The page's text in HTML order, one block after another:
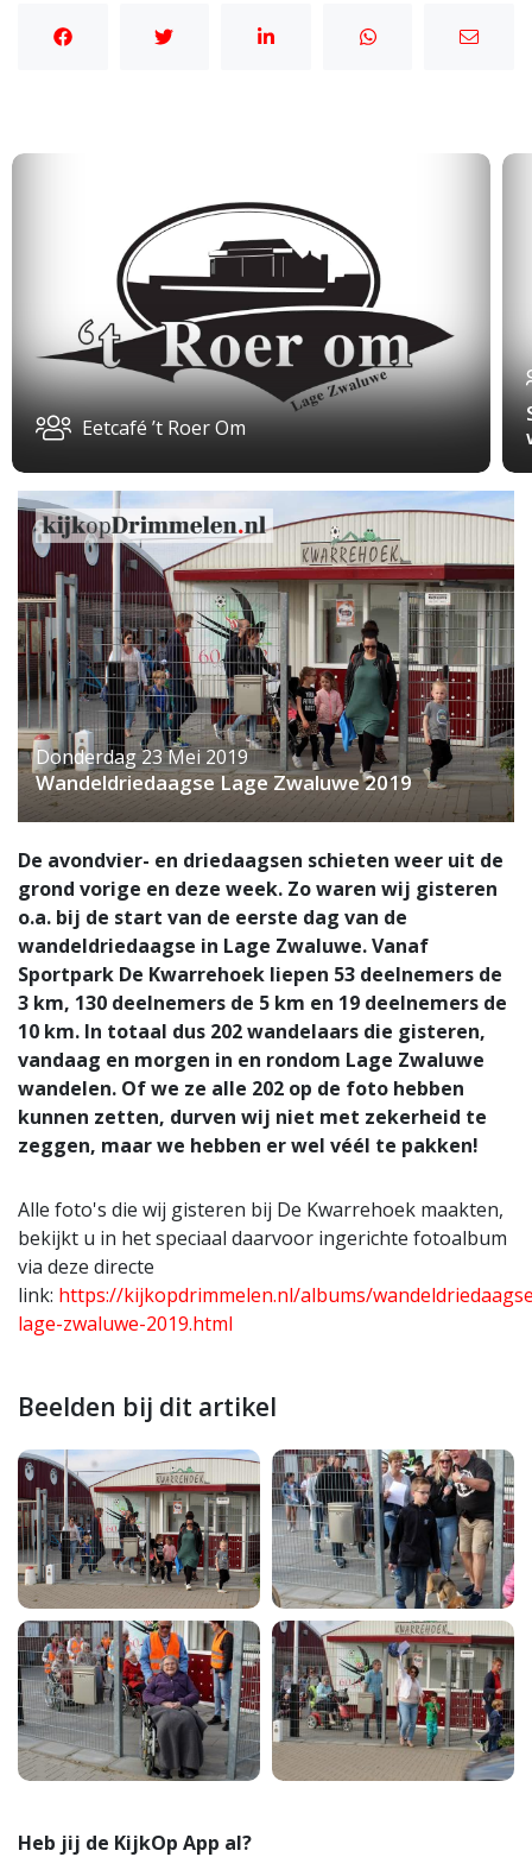
Eetcafé ’t Roer Om
Donderdag 23 Mei 2019
Wandeldriedaagse Lage Zwaluwe 2019
De avondvier- en driedaagsen schieten weer uit de
grond vorige en deze week. Zo waren wij gisteren
o.a. bij de start van de eerste dag van de
wandeldriedaagse in Lage Zwaluwe. Vanaf
Sportpark De Kwarrehoek liepen 53 deelnemers de
3 km, 130 deelnemers de 5 km en 19 deelnemers de
10 km. In totaal dus 202 wandelaars die gisteren,
vandaag en morgen in en rondom Lage Zwaluwe
wandelen. Of we ze alle 202 op de foto hebben
kunnen zetten, durven wij niet met zekerheid te
zeggen, maar we hebben er wel véél te pakken!
Alle foto's die wij gisteren bij De Kwarrehoek maakten,
bekijkt u in het speciaal daarvoor ingerichte fotoalbum
via deze directe
link: https://kijkopdrimmelen.nl/albums/
lage-zwaluwe-2019.html
Beelden bij dit artikel
Heb jij de KijkOp App al?